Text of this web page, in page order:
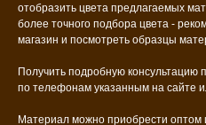
отобразить цвета предлагаемых
более точного подбора цвета -
магазин и посмотреть образцы
Получить подробную
по телефонам указанным на сайте
Материал можно приобрести оптом